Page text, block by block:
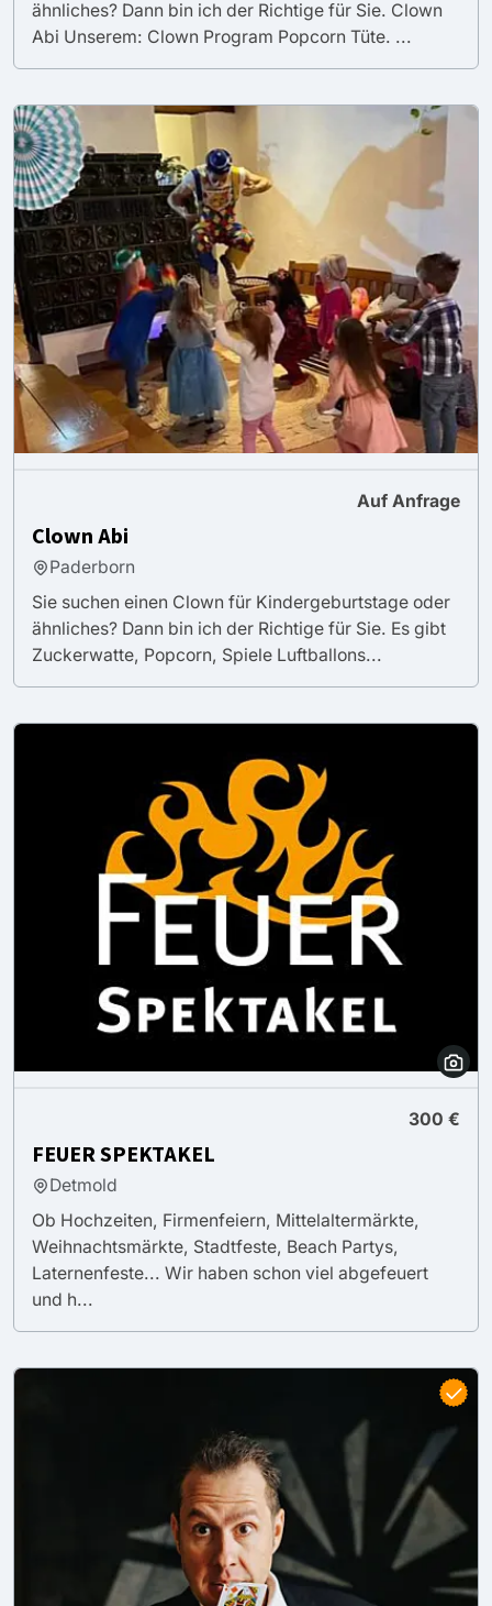
ähnliches? Dann bin ich der Richtige für Sie. Clown
Abi Unserem: Clown Program Popcorn Tüte. ...
Auf Anfrage
Clown Abi
Paderborn
Sie suchen einen Clown für Kindergeburtstage oder
ähnliches? Dann bin ich der Richtige für Sie. Es gibt
Zuckerwatte, Popcorn, Spiele Luftballons...
300 €
FEUER SPEKTAKEL
Detmold
Ob Hochzeiten, Firmenfeiern, Mittelaltermärkte,
Weihnachtsmärkte, Stadtfeste, Beach Partys,
Laternenfeste... Wir haben schon viel abgefeuert
und h...